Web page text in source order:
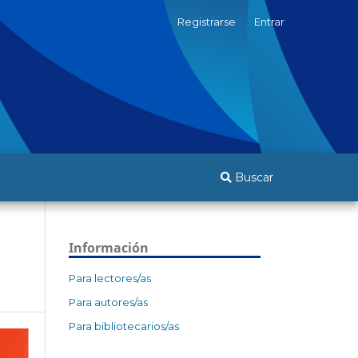
Buscar
Registrarse Entrar
Información
Para lectores/as
Para autores/as
Para bibliotecarios/as